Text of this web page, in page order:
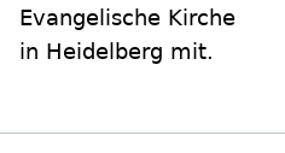
Evangelische Kirche
in Heidelberg mit.